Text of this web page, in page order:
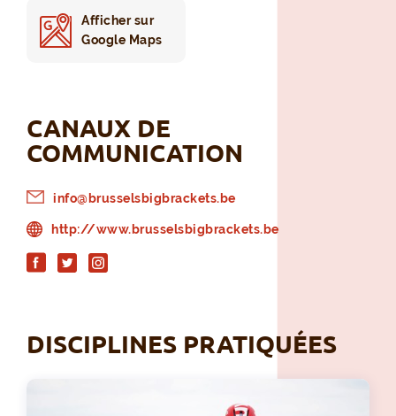
Afficher sur
Google Maps
CANAUX DE
COMMUNICATION
info@brusselsbigbrackets.be
http://www.brusselsbigbrackets.be
DISCIPLINES PRATIQUÉES